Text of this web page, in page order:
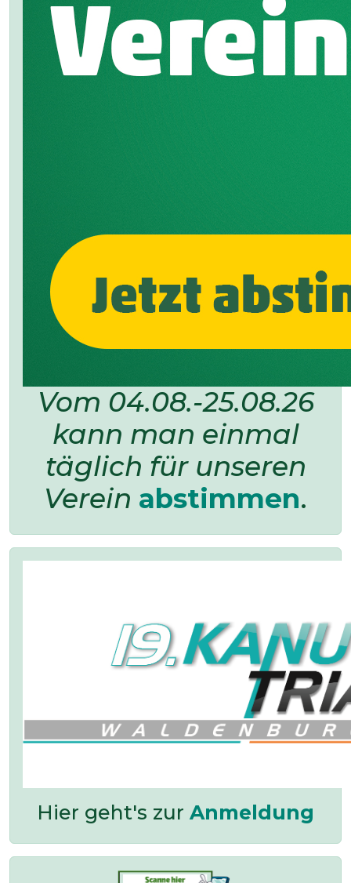
Vom 04.08.-25.08.26
kann man einmal
täglich für unseren
Verein abstimmen.
Hier geht's zur Anmeldung